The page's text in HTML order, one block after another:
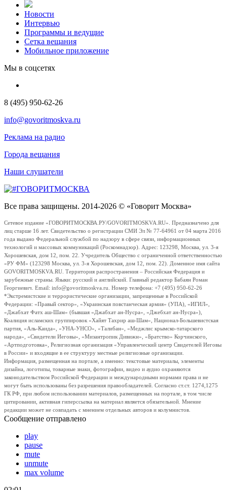
Новости
Интервью
Программы и ведущие
Сетка вещания
Мобильное приложение
Мы в соцсетях
8 (495) 950-62-26
info@govoritmoskva.ru
Реклама на радио
Города вещания
Наши слушатели
Все права защищены. 2014-2026 © «Говорит Москва»
Сетевое издание «ГОВОРИТМОСКВА.РУ/GOVORITMOSKVA.RU». Предназначено для
лиц старше 16 лет. Свидетельство о регистрации СМИ Эл № 77-64961 от 04 марта 2016
года выдано Федеральной службой по надзору в сфере связи, информационных
технологий и массовых коммуникаций (Роскомнадзор). Адрес: 123298, Москва, ул. 3-я
Хорошевская, дом 12, пом. 22. Учредитель Общество с ограниченной ответственностью
«РУ ФМ» (123298 Москва, ул. 3-я Хорошевская, дом 12, пом. 22). Доменное имя сайта
GOVORITMOSKVA.RU. Территория распространения – Российская Федерация и
зарубежные страны. Языки: русский и английский. Главный редактор Бабаян Роман
Георгиевич. Email: info@govoritmoskva.ru. Номер телефона: +7 (495) 950-62-26
*Экстремистские и террористические организации, запрещенные в Российской
Федерации: «Правый сектор», «Украинская повстанческая армия» (УПА), «ИГИЛ»,
«Джабхат Фатх аш-Шам» (бывшая «Джабхат ан-Нусра», «Джебхат ан-Нусра»),
Коалиция исламских группировок «Хайят Тахрир аш-Шам», Национал-Большевистская
партия, «Аль-Каида», «УНА-УНСО», «Талибан», «Меджлис крымско-татарского
народа», «Свидетели Иеговы», «Мизантропик Дивижн», «Братство» Корчинского,
«Артподготовка», Религиозная организация «Управленческий центр Свидетелей Иеговы
в России» и входящие в ее структуру местные религиозные организации.
Информация, размещенная на портале, а именно: текстовые материалы, элементы
дизайна, логотипы, товарные знаки, фотографии, видео и аудио охраняются
законодательством Российской Федерации и международными нормами права и не
могут быть использованы без разрешения правообладателей. Согласно ст.ст. 1274,1275
ГК РФ, при любом использовании материалов, размещенных на портале, в том числе
цитировании, активная гиперссылка на материал является обязательной. Мнение
редакции может не совпадать с мнением отдельных авторов и колумнистов.
Сообщение отправлено
play
pause
mute
unmute
max volume